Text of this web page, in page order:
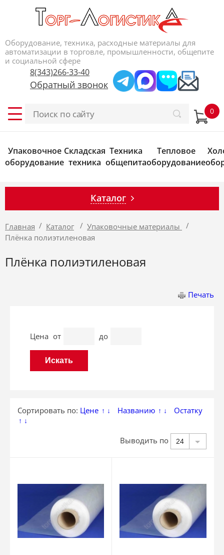
Оборудование, техника, расходные материалы для
автоматизации в торговле, промышленности, общепите
и социальной сфере
8(343)266-33-40
Обратный звонок
Упаковочное
оборудование
Складская
техника
Техника
общепита
Тепловое
оборудование
Каталог
Главная / Каталог / Упаковочные материалы
/
Плёнка полиэтиленовая
Плёнка полиэтиленовая
Печать
Цена от до
Сортировать по: Цене ↑ ↓ Названию ↑ ↓ Остатку
↑ ↓
Выводить по 24